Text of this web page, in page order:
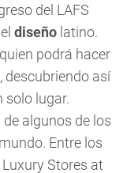
del LAFS
diseño latino.
podrá hacer
, descubriendo así
solo lugar.
algunos de los
Entre los
Stores at